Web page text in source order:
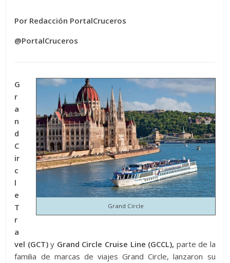
Por Redacción PortalCruceros
@PortalCruceros
Grand Circle
G
r
a
n
d
C
ir
c
l
e
T
r
a
vel (GCT)y Grand Circle Cruise Line (GCCL), parte de la
familia de marcas de viajes Grand Circle, lanzaron su